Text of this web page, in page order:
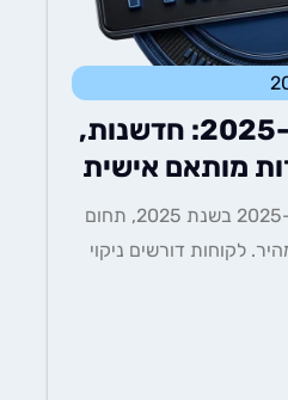
חברות ניקיון ב-2025: חדשנות,
אישית
עולם הניקיון משתנה ב-2025 בשנת 2025, תחום
דורשים ניקוי